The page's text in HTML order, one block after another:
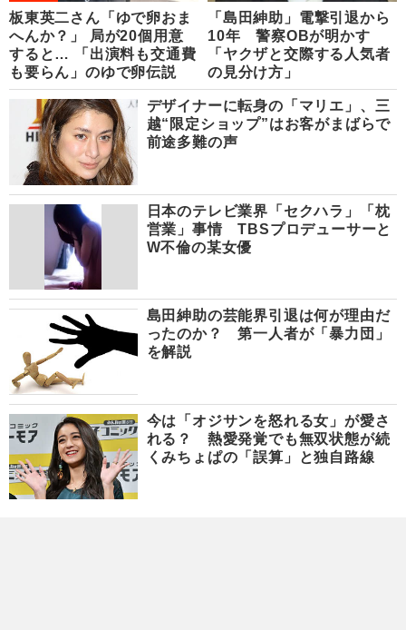
板東英二さん「ゆで卵おま
へんか？」 局が20個用意
すると… 「出演料も交通費
も要らん」のゆで卵伝説
「島田紳助」電撃引退から
10年 警察OBが明かす
「ヤクザと交際する人気者
の見分け方」
デザイナーに転身の「マリエ」、三
越“限定ショップ”はお客がまばらで
前途多難の声
日本のテレビ業界「セクハラ」「枕
営業」事情 TBSプロデューサーと
W不倫の某女優
島田紳助の芸能界引退は何が理由だ
ったのか？ 第一人者が「暴力団」
を解説
今は「オジサンを怒れる女」が愛さ
れる？ 熱愛発覚でも無双状態が続
くみちょぱの「誤算」と独自路線